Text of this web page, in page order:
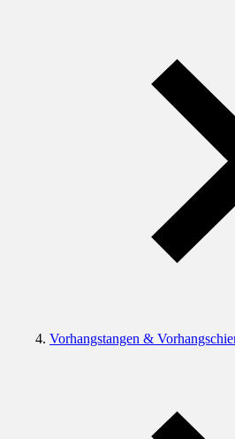
Vorhangstangen &